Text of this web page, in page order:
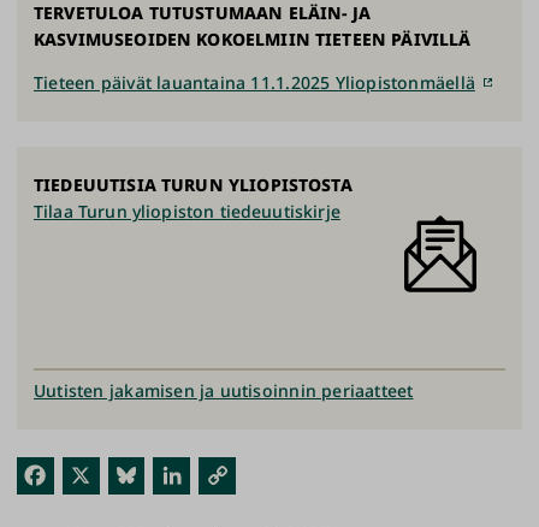
Fac
Blu
Link
TERVETULOA TUTUSTUMAAN ELÄIN- JA
KASVIMUSEOIDEN KOKOELMIIN TIETEEN PÄIVILLÄ
Tieteen päivät lauantaina 11.1.2025 Yliopistonmäellä
TIEDEUUTISIA TURUN YLIOPISTOSTA
Tilaa Turun yliopiston tiedeuutiskirje
Uutisten jakamisen ja uutisoinnin periaatteet